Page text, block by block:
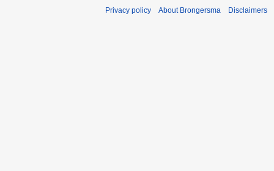
Privacy policy About Brongersma Disclaimers